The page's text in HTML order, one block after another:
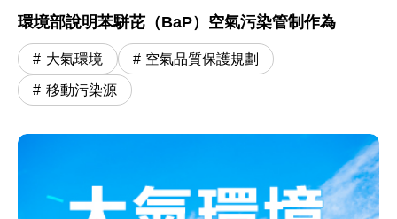
環境部說明苯駢芘（BaP）空氣污染管制作為
大氣環境 空氣品質保護規劃
移動污染源